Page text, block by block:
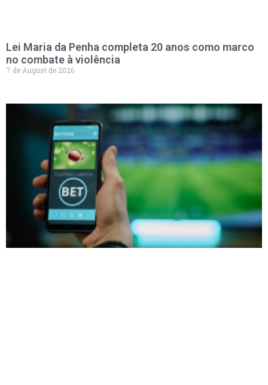
Lei Maria da Penha completa 20 anos como marco
no combate à violência
7 de August de 2026